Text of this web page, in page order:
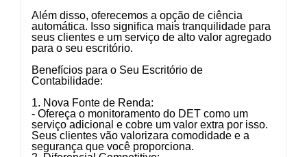
Além disso, oferecemos a opção de ciência
automática. Isso significa mais tranquilidade para
seus clientes e um serviço de alto valor agregado
para o seu escritório.
Benefícios para o Seu Escritório de
Contabilidade:
1. Nova Fonte de Renda:
- Ofereça o monitoramento do DET como um
serviço adicional e cobre um valor extra por isso.
Seus clientes vão valorizara comodidade e a
segurança que você proporciona.